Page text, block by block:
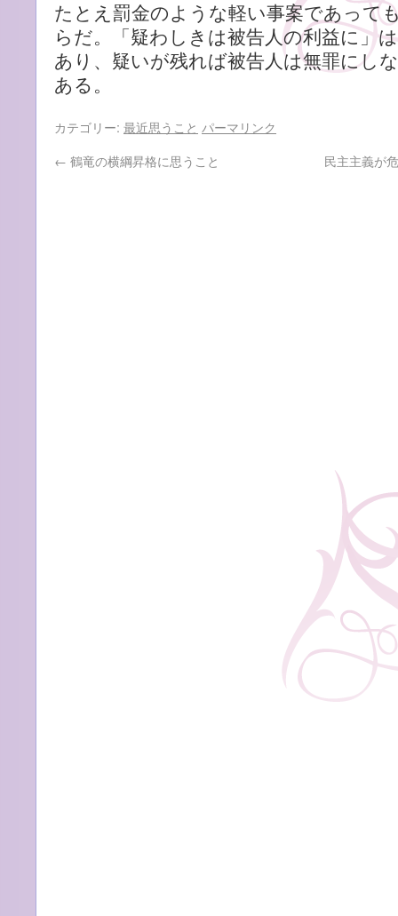
たとえ罰金のような軽い事案であって
らだ。「疑わしきは被告人の利益に」
あり、疑いが残れば被告人は無罪にし
ある。
カテゴリー: 最近思うこと パーマリンク
← 鶴竜の横綱昇格に思うこと 民主主義が